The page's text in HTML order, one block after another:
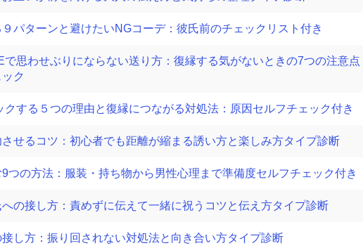
パターンと避けたいNGコーデ：彼氏前のチェックリスト付き
で思わせぶりにならない送り方：復縁する気がないときの7つの注意点
ク
クする５つの理由と復縁につながる対処法：原因セルフチェック付き
せるコツ：初心者でも距離が縮まる誘い方と楽しみ方タイプ診断
つの方法：服装・持ち物から男性心理まで準備度セルフチェック付き
の接し方：責めずに伝えて一緒に祝うコツと伝え方タイプ診断
し方：振り回されない対処法と向き合い方タイプ診断